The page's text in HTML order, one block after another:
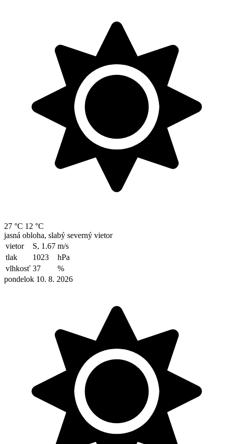
27 °C 12 °C
jasná obloha, slabý severný vietor
vietor
S, 1.67 m/s
tlak
1023
hPa
vlhkosť 37
%
pondelok 10. 8. 2026